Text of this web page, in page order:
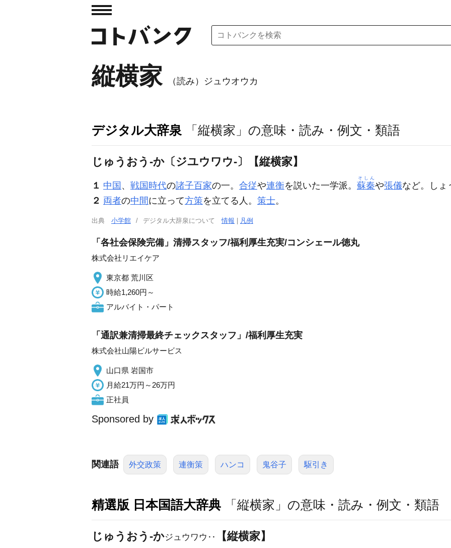
縦横家 （読み）ジュウオウカ
デジタル大辞泉 「縦横家」の意味・読み・例文・類語
じゅうおう‐か〔ジユウワウ‐〕【縦横家】
１ 中国 、 戦国時代の諸子百家の一。 合従や連衡を説いた一学派。 蘇秦
そしん
や張儀など。し
２ 両者の中間に立って方策を立てる人。 策士。
出典 小学館 デジタル大辞泉について情報 凡例
「各社会保険完備」清掃スタッフ/福利厚生充実/コンシェール徳丸
株式会社リエイケア
東京都 荒川区
時給1,260円～
アルバイト・パート
「通訳兼清掃最終チェックスタッフ」/福利厚生充実
株式会社山陽ビルサービス
山口県 岩国市
月給21万円～26万円
正社員
Sponsored by
関連語 外交政策 連衡策 ハンコ 鬼谷子 駆引き
精選版 日本国語大辞典 「縦横家」の意味・読み・例文・類語
じゅうおう‐かジュウワウ‥ 【縦横家】